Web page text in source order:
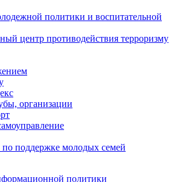
политики и воспитательной
центр противодействия терроризму
организации
поддержке молодых семей
политики